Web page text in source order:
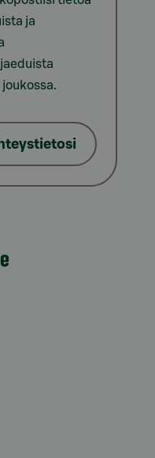
ja